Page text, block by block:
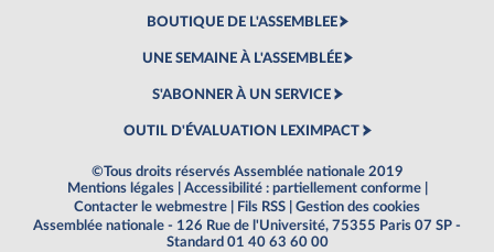
BOUTIQUE DE L'ASSEMBLEE
UNE SEMAINE À L'ASSEMBLÉE
S'ABONNER À UN SERVICE
OUTIL D'ÉVALUATION LEXIMPACT
©Tous droits réservés Assemblée nationale 2019
Mentions légales
Accessibilité : partiellement conforme
Contacter le webmestre
Fils RSS
Gestion des cookies
Assemblée nationale - 126 Rue de l'Université, 75355 Paris 07 SP -
Standard 01 40 63 60 00